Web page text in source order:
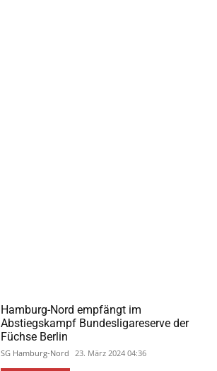
Hamburg-Nord empfängt im
Abstiegskampf Bundesligareserve der
Füchse Berlin
SG Hamburg-Nord 23. März 2024 04:36